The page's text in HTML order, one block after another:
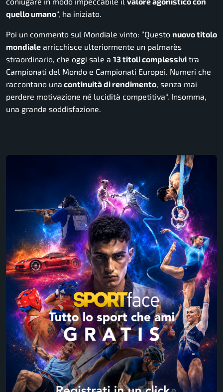
quello umano“, ha iniziato.
Poi un commento sul Mondiale vinto: “Questo nuovo titolo
mondiale arricchisce ulteriormente un palmarès
straordinario, che oggi sale a 13 titoli complessivi tra
Campionati del Mondo e Campionati Europei. Numeri che
raccontano una continuità di rendimento , senza mai
perdere motivazione né lucidità competitiva“. Insomma,
una grande soddisfazione.